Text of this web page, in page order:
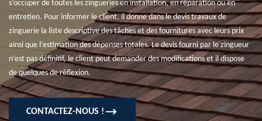
s’occuper de toutes les zingueries en installation, en réparation ou en
entretien. Pour informer le client, il donne dans le devis travaux de
zinguerie la liste descriptive des tâches et des fournitures avec leurs prix
ainsi que l’estimation des dépenses totales. Le devis fourni par le zingueur
n’est pas définitif, le client peut demander des modifications et il dispose
de quelques de réflexion.
CONTACTEZ-NOUS !